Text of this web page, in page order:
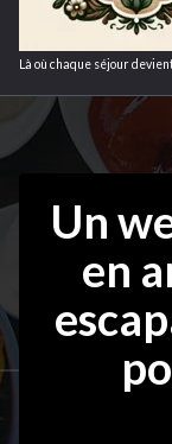
Là où chaque séjour
Un
en